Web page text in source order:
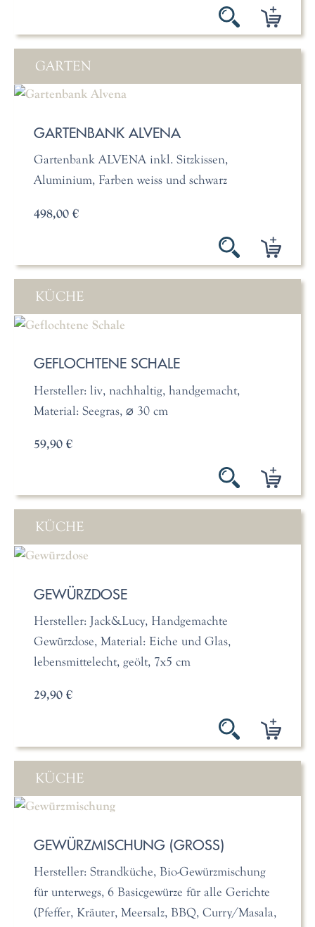
GARTEN
GARTENBANK ALVENA
Gartenbank ALVENA inkl. Sitzkissen,
Aluminium, Farben weiss und schwarz
498,00 €
KÜCHE
GEFLOCHTENE SCHALE
Hersteller: liv, nachhaltig, handgemacht,
Material: Seegras, ⌀ 30 cm
59,90 €
KÜCHE
GEWÜRZDOSE
Hersteller: Jack&Lucy, Handgemachte
Gewürzdose, Material: Eiche und Glas,
lebensmittelecht, geölt, 7x5 cm
29,90 €
KÜCHE
GEWÜRZMISCHUNG (GROSS)
Hersteller: Strandküche, Bio-Gewürzmischung
für unterwegs, 6 Basicgewürze für alle Gerichte
(Pfeffer, Kräuter, Meersalz, BBQ, Curry/Masala,